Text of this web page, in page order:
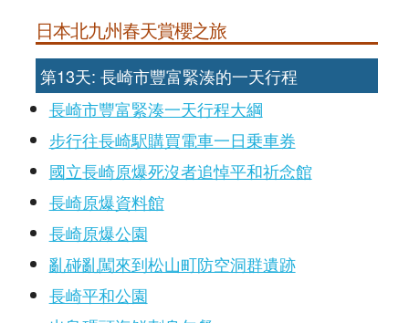
日本北九州春天賞櫻之旅
第13天: 長崎市豐富緊湊的一天行程
長崎市豐富緊湊一天行程大綱
步行往長崎駅購買電車一日乗車券
國立長崎原爆死沒者追悼平和祈念館
長崎原爆資料館
長崎原爆公園
亂碰亂闖來到松山町防空洞群遺跡
長崎平和公園